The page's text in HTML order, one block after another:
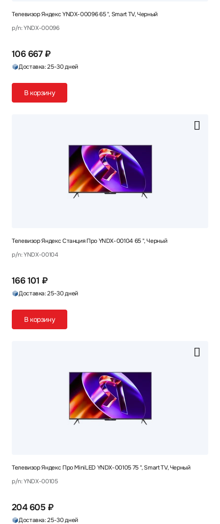
Телевизор Яндекс YNDX-00096 65 ", Smart TV, Черный
p/n: YNDX-00096
106 667 ₽
Доставка: 25-30 дней
В корзину
Телевизор Яндекс Станция Про YNDX-00104 65 ", Черный
p/n: YNDX-00104
166 101 ₽
Доставка: 25-30 дней
В корзину
Телевизор Яндекс Про MiniLED YNDX-00105 75 ", Smart TV, Черный
p/n: YNDX-00105
204 605 ₽
Доставка: 25-30 дней